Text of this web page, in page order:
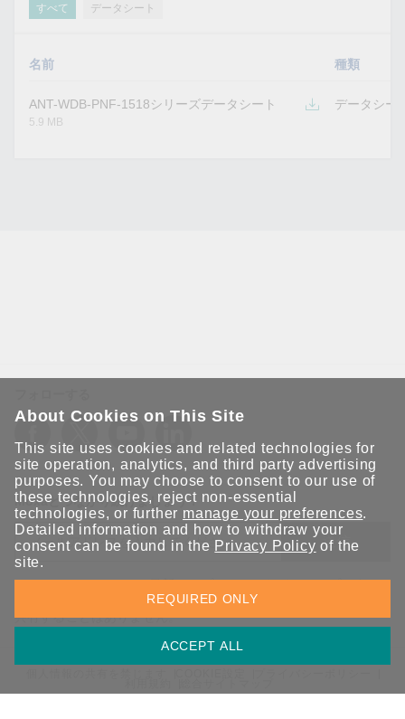
すべて データシート
名前 種類
ANT-WDB-PNF-1518シリーズデータシート
5.9 MB
データシー
Moxaとつながり続けましょう！
送信
Moxaソリューションの最新アップデートにサインアップしま
す。 Moxaではプライバシーを尊重しており、メールを他の人と
共有することはありません。
About Cookies on This Site
This site uses cookies and related technologies for
site operation, analytics, and third party advertising
purposes. You may choose to consent to our use of
these technologies, reject non-essential
technologies, or further manage your preferences.
Detailed information and how to withdraw your
consent can be found in the Privacy Policy of the
site.
ACCEPT ALL
REQUIRED ONLY